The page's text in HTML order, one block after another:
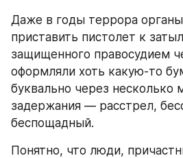
Даже в годы террора
приставить пистолет к
защищенного правосудием
оформляли хоть какую-то
буквально через несколько
задержания — расстрел,
беспощадный.
Понятно, что люди,